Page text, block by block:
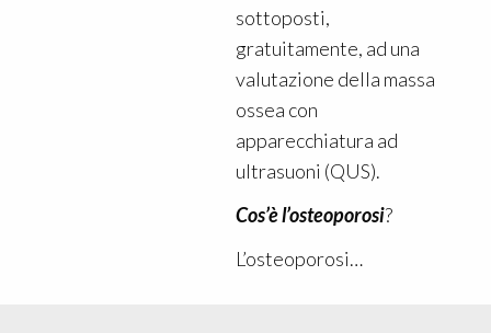
sottoposti,
gratuitamente, ad una
valutazione della massa
ossea con
apparecchiatura ad
ultrasuoni (QUS).
Cos’è l’osteoporosi?
L’osteoporosi…